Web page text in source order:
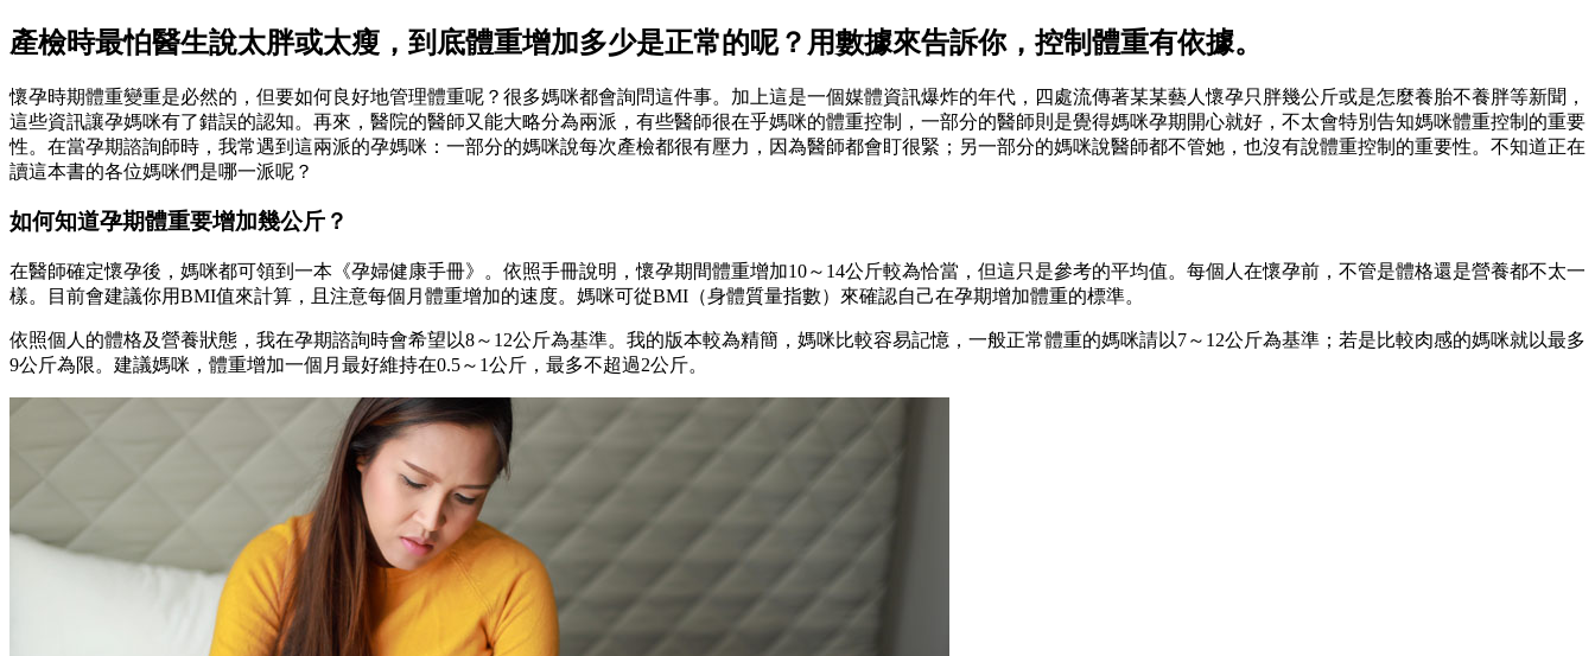
產檢時最怕醫生說太胖或太瘦，到底體重增加多少是正常的呢？用數據來告訴你，控制體重有依據。
懷孕時期體重變重是必然的，但要如何良好地管理體重呢？很多媽咪都會詢問這件事。加上這是一個媒體資訊爆炸的年代，四處流傳著某某藝人懷孕只胖幾公斤或是怎麼養胎不養胖等新聞，
這些資訊讓孕媽咪有了錯誤的認知。再來，醫院的醫師又能大略分為兩派，有些醫師很在乎媽咪的體重控制，一部分的醫師則是覺得媽咪孕期開心就好，不太會特別告知媽咪體重控制的重要
性。在當孕期諮詢師時，我常遇到這兩派的孕媽咪：一部分的媽咪說每次產檢都很有壓力，因為醫師都會盯很緊；另一部分的媽咪說醫師都不管她，也沒有說體重控制的重要性。不知道正在
讀這本書的各位媽咪們是哪一派呢？
如何知道孕期體重要增加幾公斤？
在醫師確定懷孕後，媽咪都可領到一本《孕婦健康手冊》。依照手冊說明，懷孕期間體重增加10～14公斤較為恰當，但這只是參考的平均值。每個人在懷孕前，不管是體格還是營養都不太一
樣。目前會建議你用BMI值來計算，且注意每個月體重增加的速度。媽咪可從BMI（身體質量指數）來確認自己在孕期增加體重的標準。
依照個人的體格及營養狀態，我在孕期諮詢時會希望以8～12公斤為基準。我的版本較為精簡，媽咪比較容易記憶，一般正常體重的媽咪請以7～12公斤為基準；若是比較肉感的媽咪就以最多
9公斤為限。建議媽咪，體重增加一個月最好維持在0.5～1公斤，最多不超過2公斤。